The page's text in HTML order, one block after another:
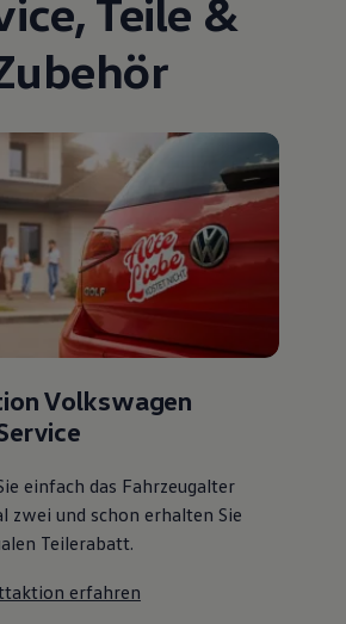
Apps, Login und Shop
und Fahrzeug verbinden
für Software, Karten und Radio
Kundenbetreuung
und Kontrollleuchten
Betriebsanleitung
R
Unfallhilfe
Kundenbetreuung
, Teile &
Volkswagen
einfach das Fahrzeugalter
zwei und schon erhalten Sie
Teilerabatt.
erfahren